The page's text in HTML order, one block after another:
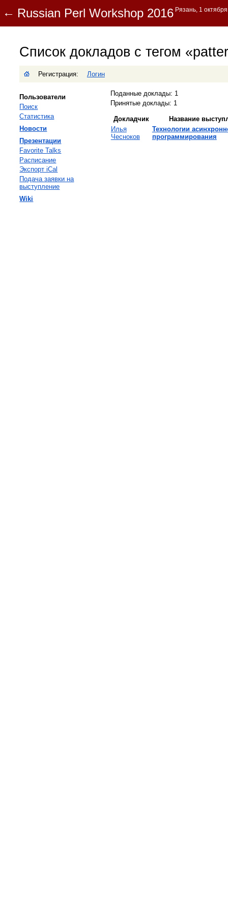
Список докладов с тегом
Регистрация: Логин
Пользователи
Поиск
Статистика
Новости
Презентации
Favorite Talks
Расписание
Экспорт iCal
Подача заявки на
выступление
Wiki
Поданные доклады: 1
Принятые доклады: 1
Докладчик
Название
Илья
Чесноков
‎Технологии
программирования‎